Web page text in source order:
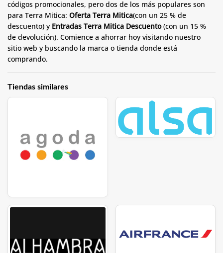
códigos promocionales, pero dos de los más populares son
para Terra Mitica: Oferta Terra Mitica(con un 25 % de
descuento) y Entradas Terra Mitica Descuento(con un 15 %
de devolución). Comience a ahorrar hoy visitando nuestro
sitio web y buscando la marca o tienda donde está
comprando.
Tiendas similares